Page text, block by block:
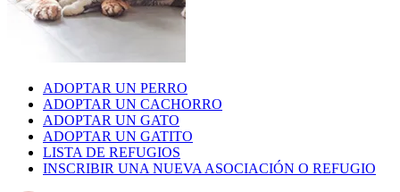
ADOPTAR UN PERRO
ADOPTAR UN CACHORRO
ADOPTAR UN GATO
ADOPTAR UN GATITO
LISTA DE REFUGIOS
INSCRIBIR UNA NUEVA ASOCIACIÓN O REFUGIO